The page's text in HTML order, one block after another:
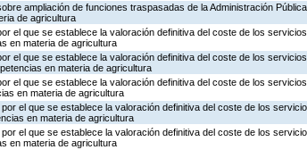
ampliación de funciones traspasadas de la Administración
de agricultura
el que se establece la valoración definitiva del coste de los
en materia de agricultura
el que se establece la valoración definitiva del coste de los
en materia de agricultura
el que se establece la valoración definitiva del coste de los
en materia de agricultura
el que se establece la valoración definitiva del coste de los
en materia de agricultura
el que se establece la valoración definitiva del coste de los
en materia de agricultura